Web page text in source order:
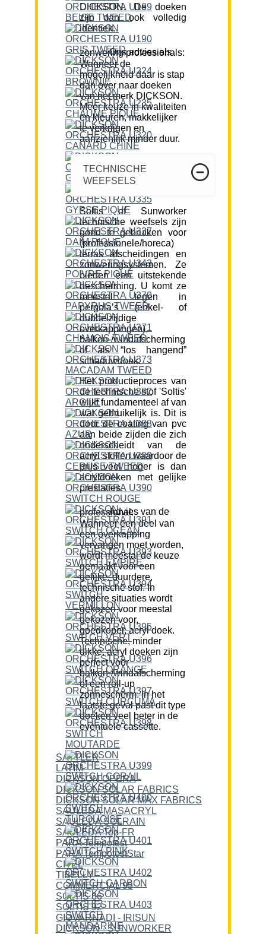
DICKSON. De doeken
zijn dan ook volledig
identiek.
Ons advies als zonwering professionals:
Wanneer de
mogelijkheid daar is stap
dan over naar doeken
van het merk DICKSON.
Meer keuze in kwaliteiten
en kleuren, makkelijker
te verkrijgen en
aanzienlijk minder duur.
TECHNISCHE
WEEFSELS
Soltis of Sunworker
technische weefsels zijn
goed te gebruiken voor
(professionele/horeca)
terras afscheidingen en
zonweringsystemen. Ze
bieden een uitstekende
bescherming. U komt ze
meestal tegen in
pergola’s (enkel- of
dubbelzijdige
overkappingen),
balkon-/windafscherming
of als “los hangend”
schaduwdoek.
Het productieproces van
de technische stof 'Soltis'
wijkt fundamenteel af van
wat gebruikelijk is. Dit is
door de coating van pvc
aan beide zijden die zich
onderscheidt van de
acryl stoffen waardoor de
prijs veel hoger is dan
acryldoeken met gelijke
prestaties.
Advies van de professional:
Wanneer een deel van
een overkapping
vervangen moet worden,
wordt meestal de keuze
gemaakt voor een
gelijke, duurdere,
technische stof. In
andere situaties wordt
gekozen voor meestal
gekozen voor,
goedkoper, acryl doek.
Technische, minder
dikke, acryl doeken zijn
perfect voor
balkon-/windafscherming
of een roll-up
zonnescherm. In het
laatste geval past dit type
doeken veel beter in de
eventuele cassette.
SATTLER
LATIM
DICKSON OPERA
DICKSON SOLAR FABRICS
DICKSON SOLAR MAX FABRICS
SAULEDA MASACRYL
SAULEDA SOLRAIN
SAULEDA Top-FR
PARA Tempotest
PARA TempotestStar
CITEL
TIBELLY
COMMERCIAL 95
SOLTIS 86
SOLTIS 92
GIOVARNADI - IRISUN
DICKSON - SUNWORKER